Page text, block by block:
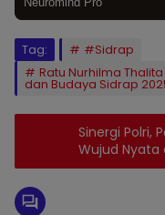
Tag:
#Sidrap
Ratu Nurhilma
dan Budaya Sidrap
Sinergi Polri,
Wujud Nyata